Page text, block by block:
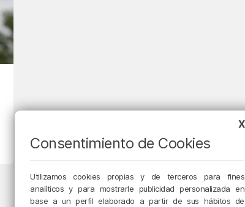
X
Consentimiento de Cookies
Utilizamos cookies propias y de terceros para fines
analíticos y para mostrarle publicidad personalizada en
base a un perfil elaborado a partir de sus hábitos de